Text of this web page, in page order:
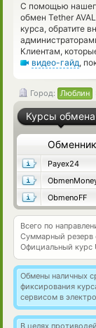
С помощью
обмен Tether
курса, обратите
Клиентам,
видео-гайд,
Город: Люблин
Курсы обмена
Обменник
Payex24
ObmenoFF
Всего по
Суммарный резерв
Официальный курс
Обмены наличных
фиксирования
сервисом в
В целях